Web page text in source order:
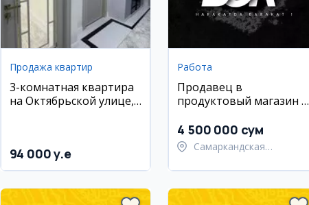
Продажа квартир
3-комнатная квартира
на Октябрьской улице,
94 000 y.e
Работа
Продавец в
продуктовый магазин в
4 500 000 сум
Самаркандская
Самаркандский район